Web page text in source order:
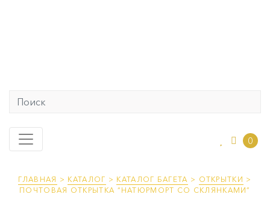
0
ГЛАВНАЯ > КАТАЛОГ > КАТАЛОГ БАГЕТА > ОТКРЫТКИ >
ПОЧТОВАЯ ОТКРЫТКА “НАТЮРМОРТ СО СКЛЯНКАМИ”